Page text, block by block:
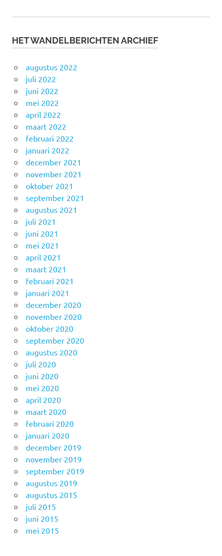
HET WANDELBERICHTEN ARCHIEF
augustus 2022
juli 2022
juni 2022
mei 2022
april 2022
maart 2022
februari 2022
januari 2022
december 2021
november 2021
oktober 2021
september 2021
augustus 2021
juli 2021
juni 2021
mei 2021
april 2021
maart 2021
februari 2021
januari 2021
december 2020
november 2020
oktober 2020
september 2020
augustus 2020
juli 2020
juni 2020
mei 2020
april 2020
maart 2020
februari 2020
januari 2020
december 2019
november 2019
september 2019
augustus 2019
augustus 2015
juli 2015
juni 2015
mei 2015